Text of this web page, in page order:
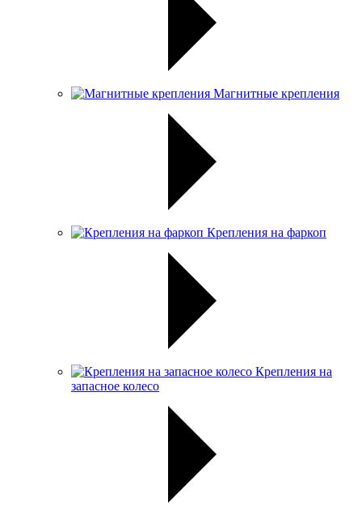
Магнитные крепления
Крепления на фаркоп
Крепления на
запасное колесо